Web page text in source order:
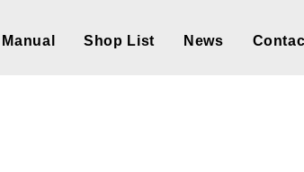
Manual Shop List News